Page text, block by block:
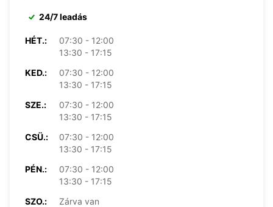
24/7 leadás
HÉT.:
07:30 - 12:00
13:30 - 17:15
KED.:
07:30 - 12:00
13:30 - 17:15
SZE.:
07:30 - 12:00
13:30 - 17:15
CSÜ.:
07:30 - 12:00
13:30 - 17:15
PÉN.:
07:30 - 12:00
13:30 - 17:15
SZO.:
Zárva van